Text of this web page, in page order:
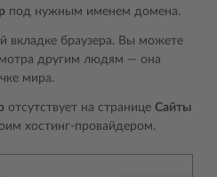
под нужным именем домена.
вкладке браузера. Вы можете
другим людям ― она
мира.
отсутствует на странице Сайты
хостинг-провайдером.